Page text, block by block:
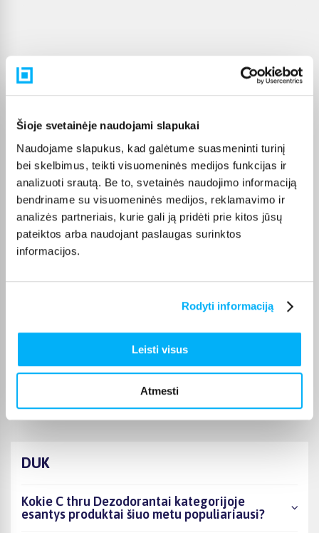
Šioje svetainėje naudojami slapukai
Naudojame slapukus, kad galėtume suasmeninti turinį
bei skelbimus, teikti visuomeninės medijos funkcijas ir
analizuoti srautą. Be to, svetainės naudojimo informaciją
bendriname su visuomeninės medijos, reklamavimo ir
analizės partneriais, kurie gali ją pridėti prie kitos jūsų
pateiktos arba naudojant paslaugas surinktos
informacijos.
Rodyti informaciją
Leisti visus
Atmesti
Pirkėjų atsiliepimai apie prekes
Patvirtintas pirkėjas
Gera kaina, puiki kokybe, tik pristtymo laikas galetu buti trumpesnis.
Laima M.
Patvirtintas pirkėjas
Patvirtintas pirkėjas
DUK
Kokie C thru Dezodorantai kategorijoje
esantys produktai šiuo metu populiariausi?